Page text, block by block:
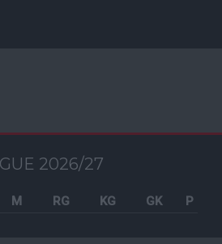
2026/27
M RG KG GK P